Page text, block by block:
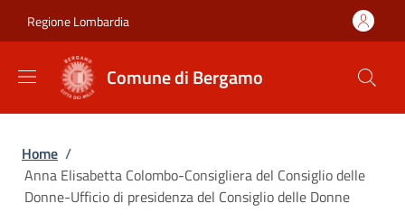
Regione Lombardia
Comune di Bergamo
Briciole di pane
Home /
Anna Elisabetta Colombo-Consigliera del Consiglio delle
Donne-Ufficio di presidenza del Consiglio delle Donne